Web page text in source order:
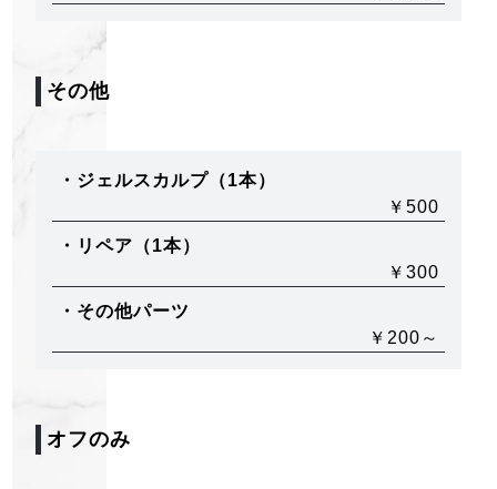
その他
・ジェルスカルプ（1本）
￥500
・リペア（1本）
￥300
・その他パーツ
￥200～
オフのみ